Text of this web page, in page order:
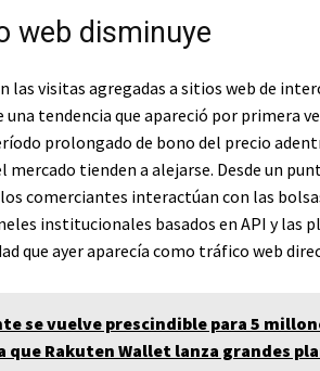
web disminuye
las visitas agregadas a sitios web de
tendencia que apareció por primera
prolongado de bono del precio
mercado tienden a alejarse. Desde un
comerciantes interactúan con las
institucionales basados ​​en API y las
que ayer aparecía como tráfico web
se vuelve prescindible para 5
Rakuten Wallet lanza grandes